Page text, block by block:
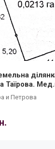
Таїрова.
и Петрова